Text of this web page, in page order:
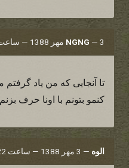
NGNG — 3 مهر 1388 — ساعت 07:14
تا آنجایی که من یاد
کنمو بتونم با اونا حرف
الوه — 3 مهر 1388 — ساعت 10:22